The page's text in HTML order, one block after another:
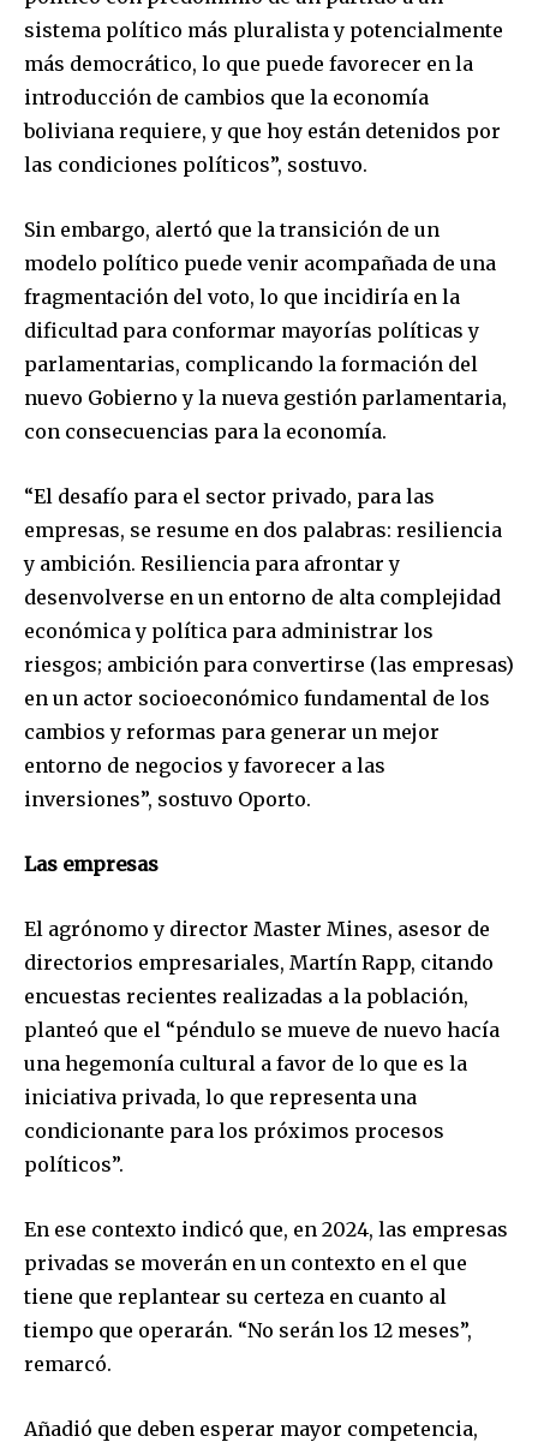
sistema político más pluralista y potencialmente
más democrático, lo que puede favorecer en la
introducción de cambios que la economía
boliviana requiere, y que hoy están detenidos por
las condiciones políticos”, sostuvo.
Sin embargo, alertó que la transición de un
modelo político puede venir acompañada de una
fragmentación del voto, lo que incidiría en la
dificultad para conformar mayorías políticas y
parlamentarias, complicando la formación del
nuevo Gobierno y la nueva gestión parlamentaria,
con consecuencias para la economía.
“El desafío para el sector privado, para las
empresas, se resume en dos palabras: resiliencia
y ambición. Resiliencia para afrontar y
desenvolverse en un entorno de alta complejidad
económica y política para administrar los
riesgos; ambición para convertirse (las empresas)
en un actor socioeconómico fundamental de los
cambios y reformas para generar un mejor
entorno de negocios y favorecer a las
inversiones”, sostuvo Oporto.
Las empresas
El agrónomo y director Master Mines, asesor de
directorios empresariales, Martín Rapp, citando
encuestas recientes realizadas a la población,
planteó que el “péndulo se mueve de nuevo hacía
una hegemonía cultural a favor de lo que es la
iniciativa privada, lo que representa una
condicionante para los próximos procesos
políticos”.
En ese contexto indicó que, en 2024, las empresas
privadas se moverán en un contexto en el que
tiene que replantear su certeza en cuanto al
tiempo que operarán. “No serán los 12 meses”,
remarcó.
Añadió que deben esperar mayor competencia,